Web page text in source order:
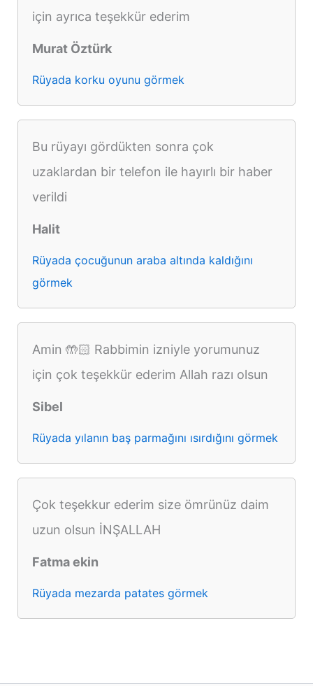
için ayrıca teşekkür ederim
Murat Öztürk
Rüyada korku oyunu görmek
Bu rüyayı gördükten sonra çok
uzaklardan bir telefon ile hayırlı bir haber
verildi
Halit
Rüyada çocuğunun araba altında kaldığını
görmek
Amin 🤲🏻 Rabbimin izniyle yorumunuz
için çok teşekkür ederim Allah razı olsun
Sibel
Rüyada yılanın baş parmağını ısırdığını görmek
Çok teşekkur ederim size ömrünüz daim
uzun olsun İNŞALLAH
Fatma ekin
Rüyada mezarda patates görmek